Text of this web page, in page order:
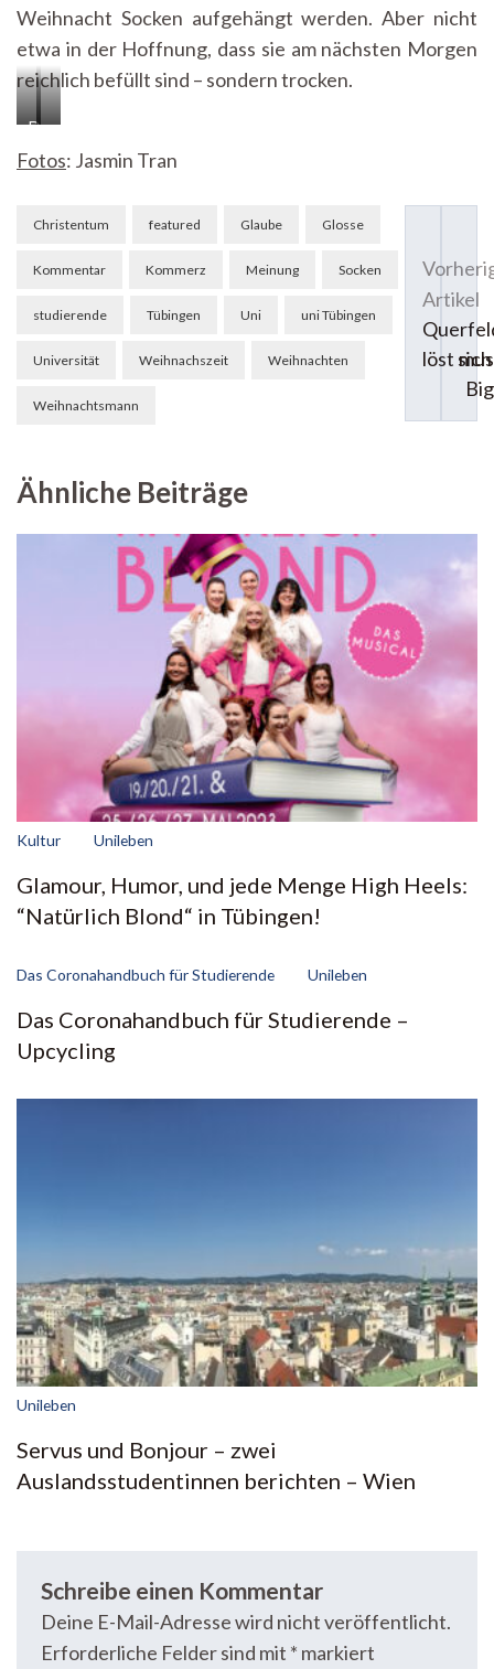
Weihnacht Socken aufgehängt werden. Aber nicht
etwa in der Hoffnung, dass sie am nächsten Morgen
reichlich befüllt sind – sondern trocken.
Die
einen
…
die
so
Fotos: Jasmin Tran
Christentum featured Glaube Glosse
Kommentar Kommerz Meinung Socken
studierende Tübingen Uni uni Tübingen
Universität Weihnachszeit Weihnachten
Weihnachtsmann
Beitragsnavigation
Artikel
löst
Ähnliche Beiträge
Kultur Unileben
Glamour, Humor, und jede Menge High Heels:
“Natürlich Blond“ in Tübingen!
Das Coronahandbuch für Studierende Unileben
Das Coronahandbuch für Studierende –
Upcycling
Unileben
Servus und Bonjour – zwei
Auslandsstudentinnen berichten – Wien
Schreibe einen Kommentar
Deine E-Mail-Adresse wird nicht veröffentlicht.
Erforderliche Felder sind mit * markiert